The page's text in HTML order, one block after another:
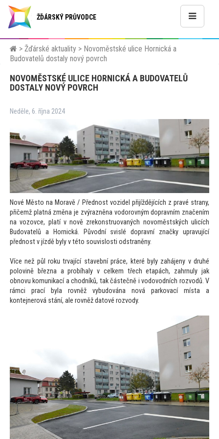
ŽĎÁRSKÝ PRŮVODCE
> Žďárské aktuality > Novoměstské ulice Hornická a
Budovatelů dostaly nový povrch
NOVOMĚSTSKÉ ULICE HORNICKÁ A BUDOVATELŮ
DOSTALY NOVÝ POVRCH
Neděle, 6. října 2024
Nové Město na Moravě / Přednost vozidel přijíždějících z pravé strany,
přičemž platná změna je zvýrazněna vodorovným dopravním značením
na vozovce, platí v nově zrekonstruovaných novoměstských ulicích
Budovatelů a Hornická. Původní svislé dopravní značky upravující
přednost v jízdě byly v této souvislosti odstraněny.
Více než půl roku trvající stavební práce, které byly zahájeny v druhé
polovině března a probíhaly v celkem třech etapách, zahrnuly jak
obnovu komunikací a chodníků, tak částečně i vodovodních rozvodů. V
rámci prací byla rovněž vybudována nová parkovací místa a
kontejnerová stání, ale rovněž datové rozvody.